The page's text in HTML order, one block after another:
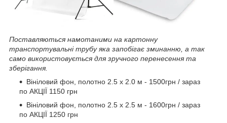
Поставляються намотаними на картонну
транспортувальні трубу яка запобігає зминанню, а так
само використовується для зручного перенесення та
зберігання.
Вініловий фон, полотно 2.5 х 2.0 м - 1500грн / зараз
по АКЦІЇ 1150 грн
Вініловий фон, полотно 2.5 х 2.5 м - 1600грн / зараз
по АКЦІЇ 1250 грн